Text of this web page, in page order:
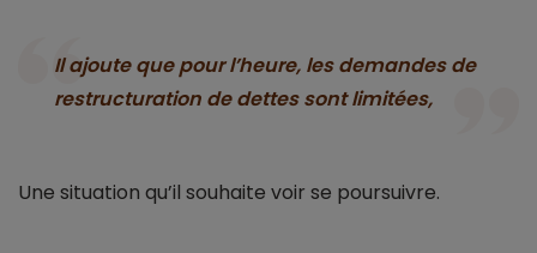
Il ajoute que pour l’heure, les demandes de
restructuration de dettes sont limitées,
Une situation qu’il souhaite voir se poursuivre.